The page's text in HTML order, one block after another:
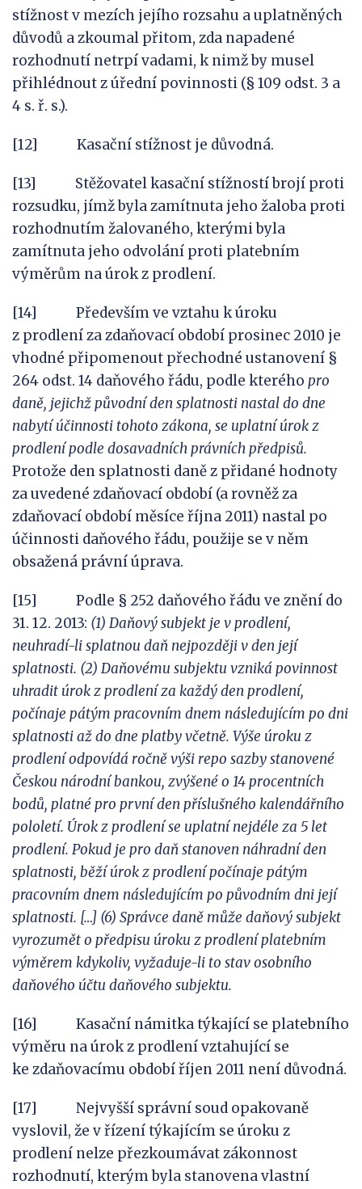
stížnost v mezích jejího rozsahu a uplatněných
důvodů a zkoumal přitom, zda napadené
rozhodnutí netrpí vadami, k nimž by musel
přihlédnout z úřední povinnosti (§ 109 odst. 3 a
4 s. ř. s.).
[12] Kasační stížnost je důvodná.
[13] Stěžovatel kasační stížností brojí proti
rozsudku, jímž byla zamítnuta jeho žaloba proti
rozhodnutím žalovaného, kterými byla
zamítnuta jeho odvolání proti platebním
výměrům na úrok z prodlení.
[14] Především ve vztahu k úroku
z prodlení za zdaňovací období prosinec 2010 je
vhodné připomenout přechodné ustanovení §
264 odst. 14 daňového řádu, podle kterého pro
daně, jejichž původní den splatnosti nastal do dne
nabytí účinnosti tohoto zákona, se uplatní úrok z
prodlení podle dosavadních právních předpisů.
Protože den splatnosti daně z přidané hodnoty
za uvedené zdaňovací období (a rovněž za
zdaňovací období měsíce října 2011) nastal po
účinnosti daňového řádu, použije se v něm
obsažená právní úprava.
[15] Podle § 252 daňového řádu ve znění do
31. 12. 2013: (1) Daňový subjekt je v prodlení,
neuhradí-li splatnou daň nejpozději v den její
splatnosti. (2) Daňovému subjektu vzniká povinnost
uhradit úrok zprodlení za každý den prodlení,
počínaje pátým pracovním dnem následujícím po dni
splatnosti až do dne platby včetně. Výše úroku z
prodlení odpovídá ročně výši repo sazby stanovené
Českou národní bankou, zvýšené o 14 procentních
bodů, platné pro první den příslušného kalendářního
pololetí. Úrok z prodlení se uplatní nejdéle za 5 let
prodlení. Pokud je pro daň stanoven náhradní den
splatnosti, běží úrok z prodlení počínaje pátým
pracovním dnem následujícím po původním dni její
splatnosti. […] (6) Správce daně může daňový subjekt
vyrozumět o předpisu úroku z prodlení platebním
výměrem kdykoliv, vyžaduje-li to stav osobního
daňového účtu daňového subjektu.
[16] Kasační námitka týkající se platebního
výměru na úrok z prodlení vztahující se
ke zdaňovacímu období říjen 2011 není důvodná.
[17] Nejvyšší správní soud opakovaně
vyslovil, že v řízení týkajícím se úroku z
prodlení nelze přezkoumávat zákonnost
rozhodnutí, kterým byla stanovena vlastní